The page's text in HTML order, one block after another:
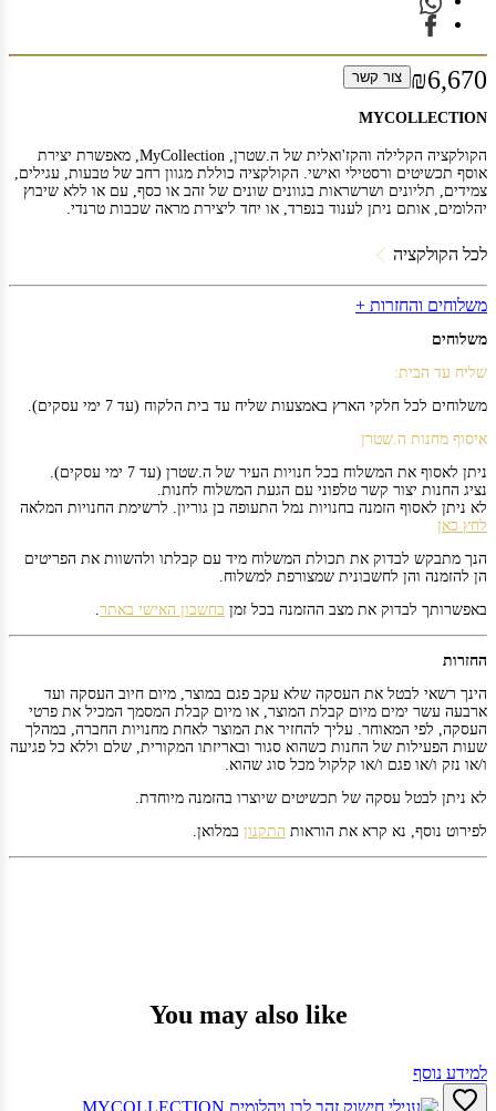
₪6,670 צור קשר
MYCOLLECTION
הקולקציה הקלילה והקז'ואלית של ה.שטרן, MyCollection, מאפשרת יצירת
אוסף תכשיטים ורסטילי ואישי. הקולקציה כוללת מגוון רחב של טבעות, עגילים,
צמידים, תליונים ושרשראות בגוונים שונים של זהב או כסף, עם או ללא שיבוץ
יהלומים, אותם ניתן לענוד בנפרד, או יחד ליצירת מראה שכבות טרנדי.
לכל הקולקציה
משלוחים והחזרות +
משלוחים
שליח עד הבית:
משלוחים לכל חלקי הארץ באמצעות שליח עד בית הלקוח (עד 7 ימי עסקים).
איסוף מחנות ה.שטרן
ניתן לאסוף את המשלוח בכל חנויות העיר של ה.שטרן (עד 7 ימי עסקים).
נציג החנות יצור קשר טלפוני עם הגעת המשלוח לחנות.
לא ניתן לאסוף הזמנה בחנויות נמל התעופה בן גוריון. לרשימת החנויות המלאה
לחץ כאן
הנך מתבקש לבדוק את תכולת המשלוח מיד עם קבלתו ולהשוות את הפריטים
הן להזמנה והן לחשבונית שמצורפת למשלוח.
באפשרותך לבדוק את מצב ההזמנה בכל זמן בחשבון האישי באתר.
החזרות
הינך רשאי לבטל את העסקה שלא עקב פגם במוצר, מיום חיוב העסקה ועד
ארבעה עשר ימים מיום קבלת המוצר, או מיום קבלת המסמך המכיל את פרטי
העסקה, לפי המאוחר. עליך להחזיר את המוצר לאחת מחנויות החברה, במהלך
שעות הפעילות של החנות כשהוא סגור ובאריזתו המקורית, שלם וללא כל פגיעה
ו/או נזק ו/או פגם ו/או קלקול מכל סוג שהוא.
לא ניתן לבטל עסקה של תכשיטים שיוצרו בהזמנה מיוחדת.
לפירוט נוסף, נא קרא את הוראות התקנון במלואן.
You may also like
למידע נוסף